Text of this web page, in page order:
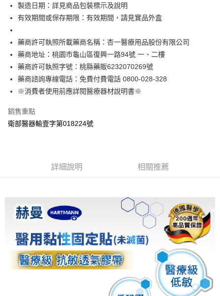
台灣樂天信用卡公司
台新國際商業銀行
中國信託商業銀行
台灣樂天信用卡公司
全盈+PAY
相關說明
1.本服務由台灣大哥大提供，台灣大哥大用戶可立即使用無須另外申請。
2.付款方式選擇「大哥付你分期」，訂單成立後會自動跳轉到大哥付的交易
流程，驗證手機門號後，選擇欲分期的期數、繳款截止日，確認付款後即完
成交易。
3.實際核准額度、可分期數及費用金額請依後續交易確認頁面所載為準。
消。如遇「轉專審核」未通過狀況，表示未達大哥付你分期系統評分，恕無
法說明評估內容。
【繳款方式說明】
帳／街口支付／iPASS MONEY」等通路繳費。
用戶於交易時，得透過本服務購買商品或服務，並由商店將買賣／分期付款
買賣價金債權讓與本公司後，依約使用本公司帳單繳交帳款。
2.基於同意付款使用「大哥付你分期」之契約關係目的，商店將以您的個人
資料（包含姓名、電話或地址）提供予台灣大哥大進項蒐集、處理及利用，
由本公司與您本人進行分期帳單所需資料之確認、核對及更正。
3.完整用戶服務條款，請詳閱以下連結：https://oppay.tw/userRule
AFTEE先享後付
相關說明
【關於「AFTEE先享後付」】
AFTEE先享後付是「在收到商品之後才付款」的支付方式。 讓您購物簡單
２．便利：只要手機號碼，簡訊認證，即可結帳。
３．安心：先確認商品／服務後，再付款。
２．訂單成立數日內，您將收到繳費通知簡訊。
購買商品的店家。未經商家同意取消之訂單仍視為有效，需透過AFTEE先享
後付繳納相關費用。
※ 交易是否成功請以「AFTEE先享後付 」之結帳頁面顯示為準，若有關於
是否繳費成功／繳費後需取消欲退款等相關疑問，請聯繫「AFTEE先享後付
客戶支援中心」 https://netprotections.freshdesk.com/support/home
【注意事項】
１．透過由恩沛科技股份有限公司提供之「AFTEE先享後付」服務完成之交
易，需依本服務之必要範圍內提供個人資料，並將交易相關給付款項請求債
２．關於個人資料處理事宜，請瀏覽以下網址：
ATM付款
運送方式
付款後全家取貨
每筆NT$65，滿NT$799(含以上)免運費
每筆NT$65，滿NT$799(含以上)免運費
大榮宅配
每筆NT$80，滿NT$999(含以上)免運費
🏍杏福快送 Uber當日專送【服務時間10點~15點(例假日除外)】(試
營運期間,限六都)
製造日期：詳見商品包裝標示及說明
有效期間或保存期限：有效期間，請見實品外盒
藥商許可執照所載藥商名稱：杏一醫療用品股份有限公司
藥商地址：桃園市龜山區復興一路94號 一、二樓
藥商許可執照字號：桃縣藥販6232070269號
藥商諮詢專線電話：免費付費電話 0800-028-328
※消費者使用前應詳閱醫療器材說明書※
銷售重點
衛部醫器輸壹字第018224號
詳細說明 相關推薦